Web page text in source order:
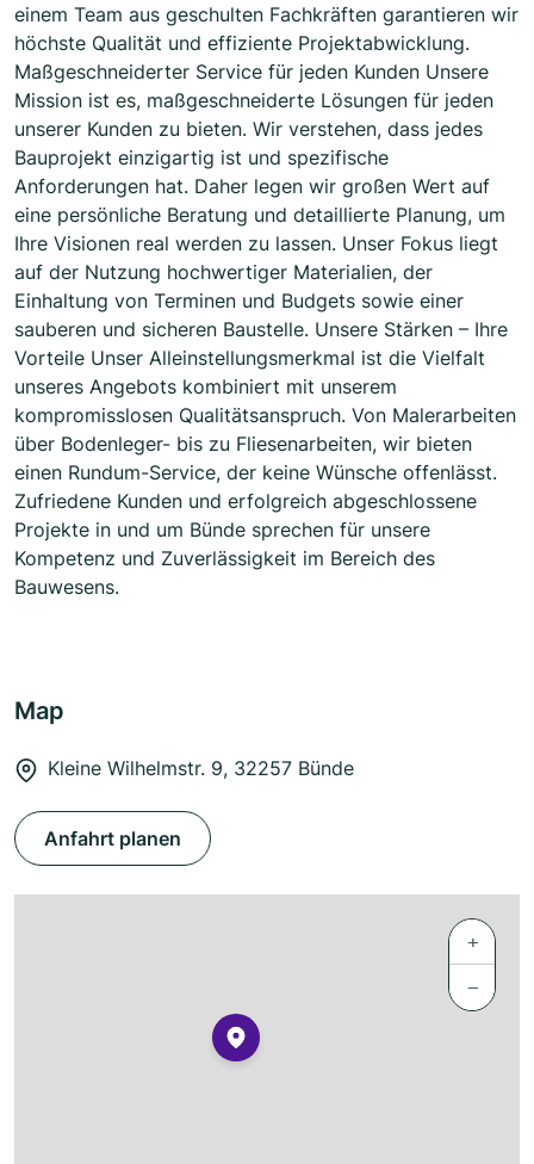
einem Team aus geschulten Fachkräften garantieren wir
höchste Qualität und effiziente Projektabwicklung.
Maßgeschneiderter Service für jeden Kunden Unsere
Mission ist es, maßgeschneiderte Lösungen für jeden
unserer Kunden zu bieten. Wir verstehen, dass jedes
Bauprojekt einzigartig ist und spezifische
Anforderungen hat. Daher legen wir großen Wert auf
eine persönliche Beratung und detaillierte Planung, um
Ihre Visionen real werden zu lassen. Unser Fokus liegt
auf der Nutzung hochwertiger Materialien, der
Einhaltung von Terminen und Budgets sowie einer
sauberen und sicheren Baustelle. Unsere Stärken – Ihre
Vorteile Unser Alleinstellungsmerkmal ist die Vielfalt
unseres Angebots kombiniert mit unserem
kompromisslosen Qualitätsanspruch. Von Malerarbeiten
über Bodenleger- bis zu Fliesenarbeiten, wir bieten
einen Rundum-Service, der keine Wünsche offenlässt.
Zufriedene Kunden und erfolgreich abgeschlossene
Projekte in und um Bünde sprechen für unsere
Kompetenz und Zuverlässigkeit im Bereich des
Bauwesens.
Map
Kleine Wilhelmstr. 9, 32257 Bünde
Anfahrt planen
+
−